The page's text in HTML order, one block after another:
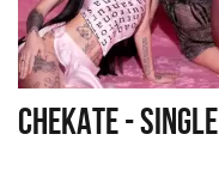
CHEKATE - SINGLE